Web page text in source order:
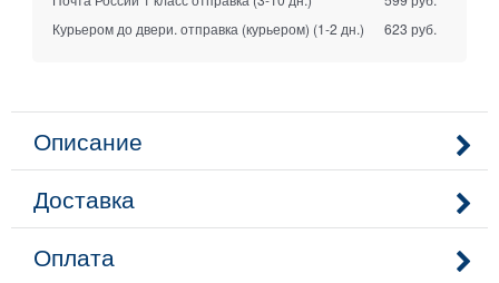
Курьером до двери. отправка (курьером) (1-2 дн.) 623 руб.
Описание
Доставка
Оплата